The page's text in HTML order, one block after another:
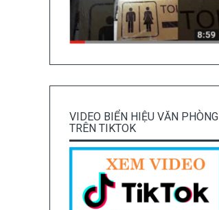
VIDEO BIỂN HIỆU VĂN PHÒNG
TRÊN TIKTOK